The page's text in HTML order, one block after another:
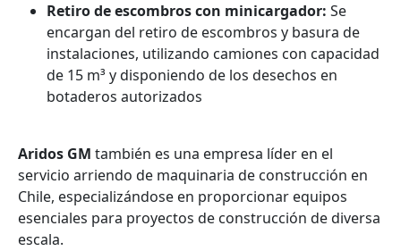
Retiro de escombros con minicargador: Se
encargan del retiro de escombros y basura de
instalaciones, utilizando camiones con capacidad
de 15 m³ y disponiendo de los desechos en
botaderos autorizados
Aridos GM también es una empresa líder en el
servicio arriendo de maquinaria de construcción en
Chile, especializándose en proporcionar equipos
esenciales para proyectos de construcción de diversa
escala.